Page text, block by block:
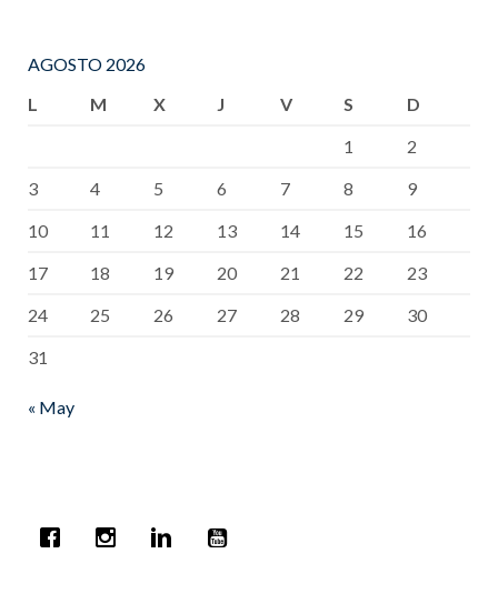
AGOSTO 2026
L
M X J V S
D
1
2
3
4 5 6 7 8
9
10
11 12 13 14 15
16
17
18 19 20 21 22
23
24
25 26 27 28 29
30
31
« May